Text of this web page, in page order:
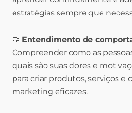
estratégias sempre que
🤝 Entendimento de
Compreender como as
quais são suas dores e
para criar produtos, serviços e
marketing eficazes.